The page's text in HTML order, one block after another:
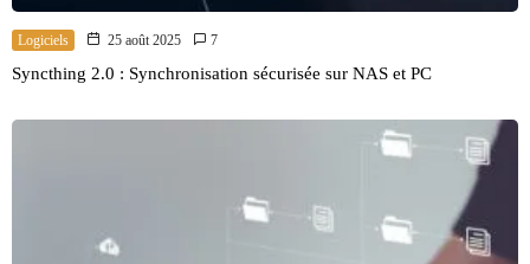
Logiciels 25 août 2025 7
Syncthing 2.0 : Synchronisation sécurisée sur NAS et PC